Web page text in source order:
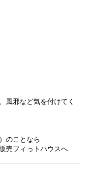
風邪など気を付けてく
のことなら
売フィっトハウスへ